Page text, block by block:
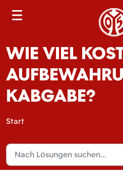
WIE VIEL
KABGABE?
Start